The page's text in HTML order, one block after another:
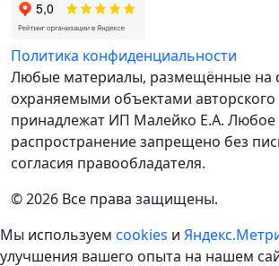
Политика конфиденциальности
Любые материалы, размещённые на
охраняемыми объектами авторского
принадлежат ИП Малейко E.А. Любое
распространение запрещено без
согласия правообладателя.
© 2026 Все права защищены.
Мы используем cookies и
улучшения вашего опыта на нашем